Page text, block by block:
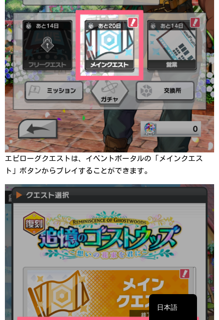
エピローグクエストは、イベントポータルの「メインクエス
ト」ボタンからプレイすることができます。
日本語
English
简体中文
繁體中文